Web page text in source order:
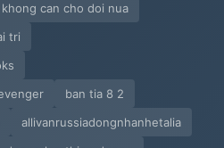
khong can cho doi nua
tri
ban tia 8 2
allivanrussiadongnhanhetalia